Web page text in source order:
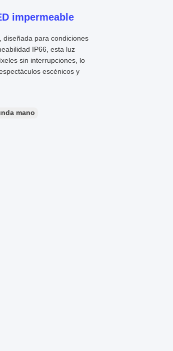
impermeable
diseñada para condiciones
IP66, esta luz
sin interrupciones, lo
escénicos y
mano